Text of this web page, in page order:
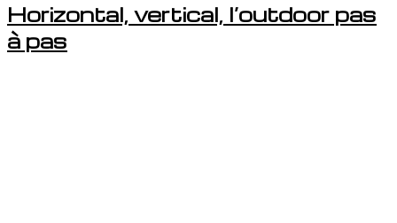
Horizontal, vertical, l’outdoor pas
à pas